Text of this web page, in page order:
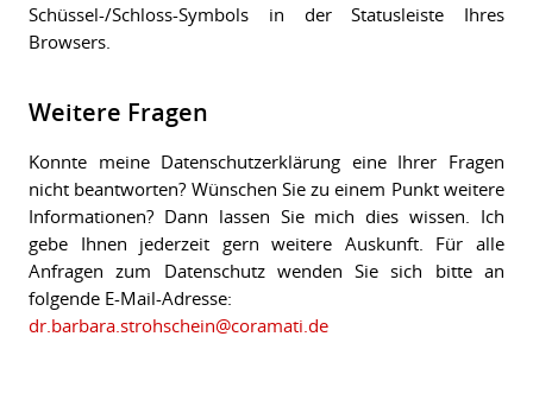
Schüssel-/Schloss-Symbols in der Statusleiste Ihres
Browsers.
Weitere Fragen
Konnte meine Datenschutzerklärung eine Ihrer Fragen
nicht beantworten? Wünschen Sie zu einem Punkt weitere
Informationen? Dann lassen Sie mich dies wissen. Ich
gebe Ihnen jederzeit gern weitere Auskunft. Für alle
Anfragen zum Datenschutz wenden Sie sich bitte an
folgende E-Mail-Adresse:
dr.barbara.strohschein@coramati.de